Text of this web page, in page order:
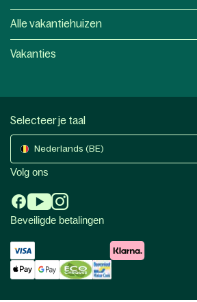
Alle vakantiehuizen
Vakanties
Selecteer je taal
Nederlands (BE)
Volg ons
Beveiligde betalingen